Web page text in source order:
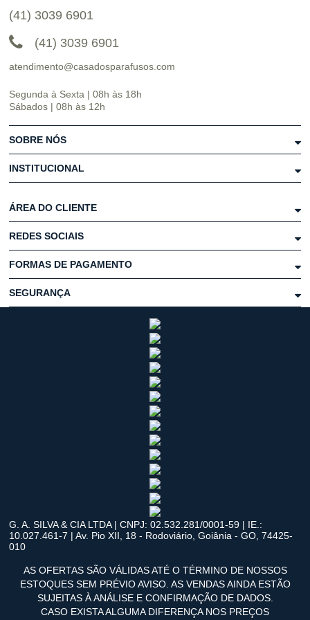
(41) 3039 6901
(41) 3039 6901
atendimento@casadosparafusos.com
Segunda à Sexta | 08h às 18h
Sábados | 08h às 12h
SOBRE NÓS
INSTITUCIONAL
ÁREA DO CLIENTE
REDES SOCIAIS
FORMAS DE PAGAMENTO
SEGURANÇA
G. A. SILVA & CIA LTDA | CNPJ: 02.532.281/0001-59 | IE.:
10.027.461-7 | Av. Pio XII, 18 - Rodoviário, Goiânia - GO, 74425-
010
AS OFERTAS SÃO VÁLIDAS ATÉ O TÉRMINO DE NOSSOS
ESTOQUES SEM PRÉVIO AVISO. AS VENDAS AINDA ESTÃO
SUJEITAS À ANÁLISE E CONFIRMAÇÃO DE DADOS.
CASO EXISTA ALGUMA DIFERENÇA NOS PREÇOS